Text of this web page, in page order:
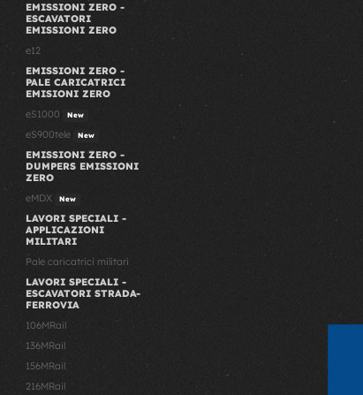
EMISSIONI ZERO -
ESCAVATORI
EMISSIONI ZERO
e12
EMISSIONI ZERO -
PALE CARICATRICI
EMISIONI ZERO
eS1000
New
eS900tele New
EMISSIONI ZERO -
DUMPERS EMISSIONI
ZERO
eMDX
New
LAVORI SPECIALI -
APPLICAZIONI
MILITARI
Pale caricatrici militari
LAVORI SPECIALI -
ESCAVATORI STRADA-
FERROVIA
106MRail
136MRail
156MRail
216MRail